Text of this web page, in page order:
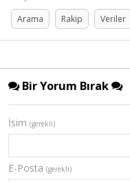
Arama Rakip Veriler
Bir Yorum Bırak
İsim (gerekli)
E-Posta (gerekli)